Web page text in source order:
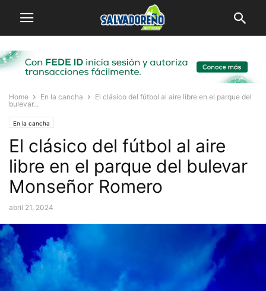
Home En la cancha
El clásico del fútbol al aire libre en el parque del
bulevar...
En la cancha
El clásico del fútbol al aire
libre en el parque del bulevar
Monseñor Romero
abril 21, 2024